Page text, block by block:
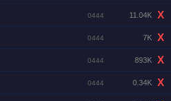
0444 11.04K
X
0444 7K
X
0444 893K
X
0444 0.34K
X